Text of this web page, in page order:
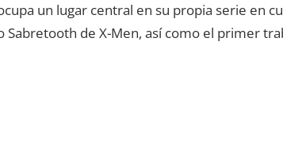
un lugar central en su propia serie en
de X-Men, así como el primer